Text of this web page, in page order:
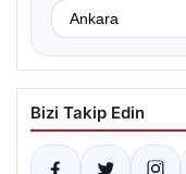
Bizi Takip Edin